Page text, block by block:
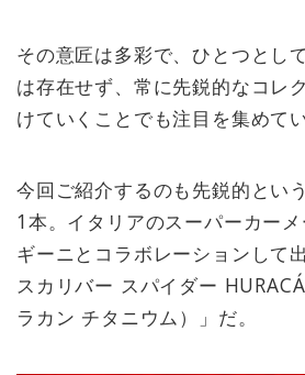
その意匠は多彩で、ひとつとし
は存在せず、常に先鋭的なコレ
けていくことでも注目を集めてい
今回ご紹介するのも先鋭的とい
1本。イタリアのスーパーカー
ギーニとコラボレーションして
スカリバー スパイダー
ラカン チタニウム）」だ。